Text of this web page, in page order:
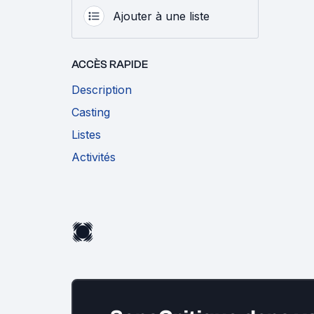
Ajouter à une liste
ACCÈS RAPIDE
Description
Casting
Listes
Activités